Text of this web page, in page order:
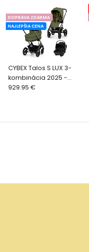
CYBEX Talos S LUX 3-
kombinácia 2025 -
Moss Green
DOPRAVA ZDARMA
NAJLEPŠIA CENA
929.95 €